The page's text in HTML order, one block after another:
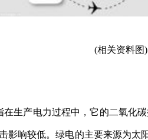
(相关资料图)
在生产电力过程中，它的二氧化
影响较低。绿电的主要来源为